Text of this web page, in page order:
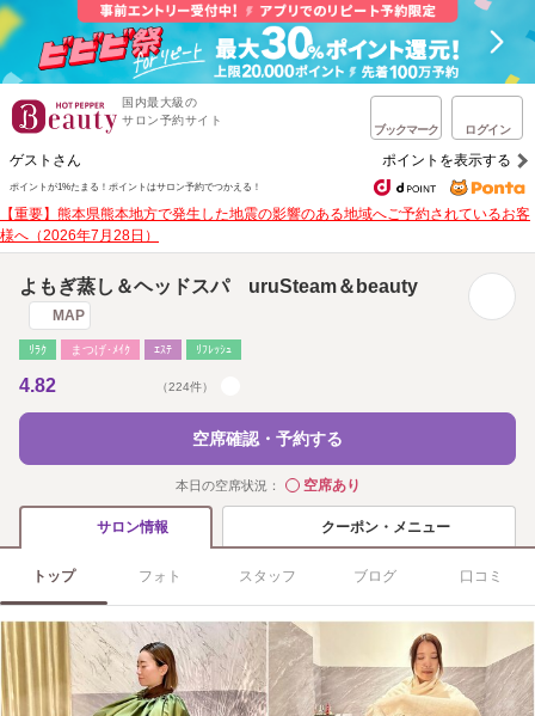
国内最大級の
サロン予約サイト
ブックマーク ログイン
ゲストさん ポイントを表示する
ポイントが1%たまる！ ポイントはサロン予約でつかえる！
【重要】熊本県熊本地方で発生した地震の影響のある地域へご予約されているお客
様へ（2026年7月28日）
よもぎ蒸し＆ヘッドスパ uruSteam＆beauty
MAP
ﾘﾗｸ まつげ･ﾒｲｸ ｴｽﾃ ﾘﾌﾚｯｼｭ
4.82 （224件）
空席確認・予約する
本日の空席状況： ◯空席あり
サロン情報 クーポン・メニュー
トップ フォト スタッフ ブログ 口コミ